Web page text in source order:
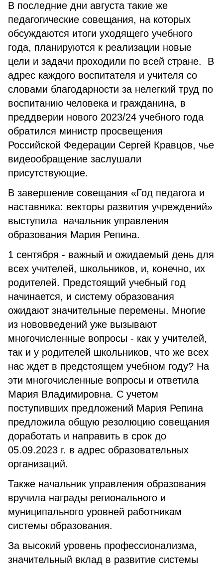
В последние дни августа такие же
педагогические совещания, на которых
обсуждаются итоги уходящего учебного
года, планируются к реализации новые
цели и задачи проходили по всей стране. В
адрес каждого воспитателя и учителя со
словами благодарности за нелегкий труд по
воспитанию человека и гражданина, в
преддверии нового 2023/24 учебного года
обратился министр просвещения
Российской Федерации Сергей Кравцов, чье
видеообращение заслушали
присутствующие.
В завершение совещания «Год педагога и
наставника: векторы развития учреждений»
выступила начальник управления
образования Мария Репина.
1 сентября - важный и ожидаемый день для
всех учителей, школьников, и, конечно, их
родителей. Предстоящий учебный год
начинается, и систему образования
ожидают значительные перемены. Многие
из нововведений уже вызывают
многочисленные вопросы - как у учителей,
так и у родителей школьников, что же всех
нас ждет в предстоящем учебном году? На
эти многочисленные вопросы и ответила
Мария Владимировна. С учетом
поступивших предложений Мария Репина
предложила общую резолюцию совещания
доработать и направить в срок до
05.09.2023 г. в адрес образовательных
организаций.
Также начальник управления образования
вручила награды регионального и
муниципального уровней работникам
системы образования.
За высокий уровень профессионализма,
значительный вклад в развитие системы